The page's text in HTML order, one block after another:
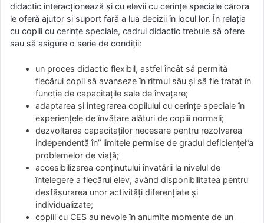
didactic interacţionează şi cu elevii cu cerinţe speciale cărora
le oferă ajutor si suport fară a lua decizii în locul lor. În relaţia
cu copiii cu cerinţe speciale, cadrul didactic trebuie să ofere
sau să asigure o serie de condiții:
un proces didactic flexibil, astfel încât să permită
fiecărui copil să avanseze în ritmul său şi să fie tratat în
funcţie de capacitaţile sale de învaţare;
adaptarea şi integrarea copilului cu cerinţe speciale în
experienţele de învăţare alături de copiii normali;
dezvoltarea capacitaţilor necesare pentru rezolvarea
independentă în” limitele permise de gradul deficienţei”a
problemelor de viaţă;
accesibilizarea conţinutului învatării la nivelul de
întelegere a fiecărui elev, având disponibilitatea pentru
desfăşurarea unor activităţi diferenţiate şi
individualizate;
copiii cu CES au nevoie în anumite momente de un